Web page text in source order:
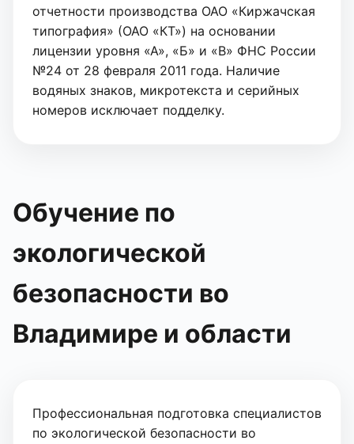
отчетности производства ОАО «Киржачская
типография» (ОАО «КТ») на основании
лицензии уровня «А», «Б» и «В» ФНС России
№24 от 28 февраля 2011 года. Наличие
водяных знаков, микротекста и серийных
номеров исключает подделку.
Обучение по
экологической
безопасности во
Владимире и области
Профессиональная подготовка специалистов
по экологической безопасности во